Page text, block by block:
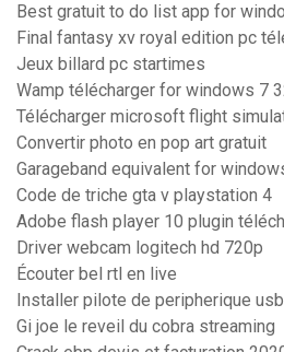
Best gratuit to do list app for
Final fantasy xv royal edition pc
Jeux billard pc startimes
Wamp télécharger for windows 7
Télécharger microsoft flight
Convertir photo en pop art gratuit
Garageband equivalent for
Code de triche gta v playstation 4
Adobe flash player 10 plugin
Driver webcam logitech hd 720p
Écouter bel rtl en live
Installer pilote de peripherique usb
Gi joe le reveil du cobra streaming